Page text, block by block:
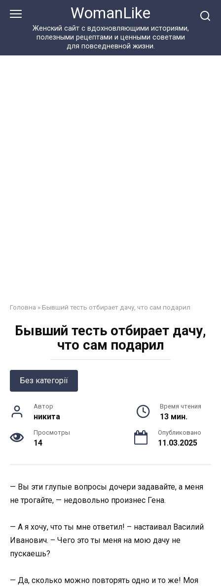
WomanLike
Женский сайт с вдохновляющими историями,
полезными рецептами и ценными советами
для повседневной жизни.
Головна »Бывший тесть отбирает дачу, что сам подарил
Бывший тесть отбирает дачу,
что сам подарил
Без категорії
Автор
никита
Время чтения
13 мин.
Просмотры
14
Опубликовано
11.03.2025
— Вы эти глупые вопросы дочери задавайте, а меня
не трогайте, — недовольно произнес Гена.
— А я хочу, что ты мне ответил! – настаивал Василий
Иванович. – Чего это ты меня на мою дачу не
пускаешь?
— Да, сколько можно повторять одно и то же! Моя